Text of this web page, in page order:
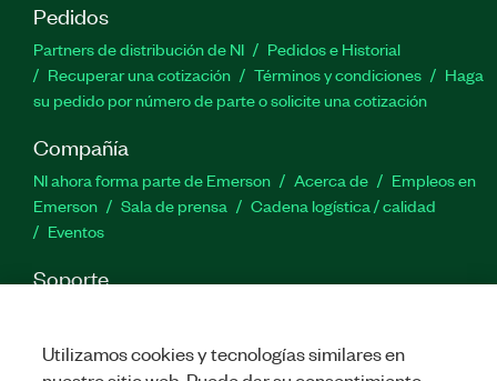
Número(s) de parte:
Pedidos
Partners de distribución de NI
Pedidos e Historial
Recuperar una cotización
Términos y condiciones
Haga
su pedido por número de parte o solicite una cotización
Compañía
NI ahora forma parte de Emerson Acerca de
Empleos en
Emerson
Sala de prensa
Cadena logística / calidad
Eventos
Soporte
Comentarios
Utilizamos cookies y tecnologías similares en